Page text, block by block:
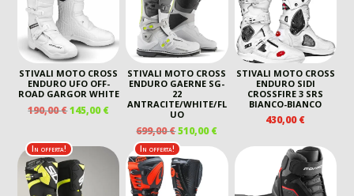
STIVALI MOTO CROSS
ENDURO UFO OFF-
ROAD GARGOR WHITE
190,00€IL
ERA:
190,00 €.
145,00€IL
ATTUALE
È:
145,00 €.
STIVALI MOTO CROSS
ENDURO GAERNE SG-
22
ANTRACITE/WHITE/FL
UO
699,00€IL
PREZZO
ORIGINALE
ERA:
699,00 €.
510,00€IL
PREZZO
ATTUALE
STIVALI MOTO CROSS
ENDURO SIDI
CROSSFIRE 3 SRS
BIANCO-BIANCO
430,00€
In offerta! In offerta!